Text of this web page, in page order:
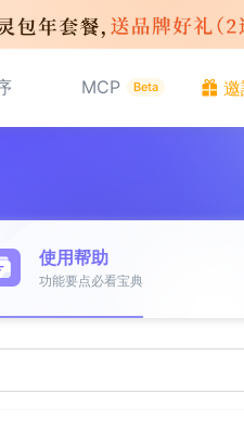
MCP Beta
使用帮助
功能要点必看宝典